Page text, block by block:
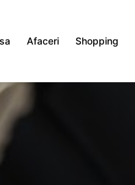
Afaceri Shopping